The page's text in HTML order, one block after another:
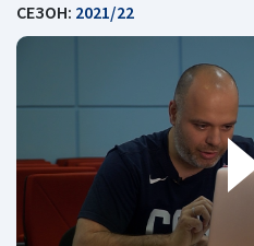
СЕЗОН: 2021/22